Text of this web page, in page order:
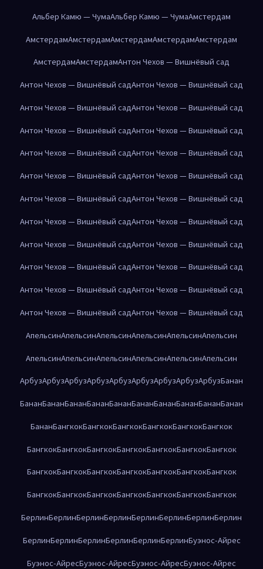
Альбер Камю — ЧумаАльбер Камю — ЧумаАмстердам
АмстердамАмстердамАмстердамАмстердамАмстердам
АмстердамАмстердамАнтон Чехов — Вишнёвый сад
Антон Чехов — Вишнёвый садАнтон Чехов — Вишнёвый сад
Антон Чехов — Вишнёвый садАнтон Чехов — Вишнёвый сад
Антон Чехов — Вишнёвый садАнтон Чехов — Вишнёвый сад
Антон Чехов — Вишнёвый садАнтон Чехов — Вишнёвый сад
Антон Чехов — Вишнёвый садАнтон Чехов — Вишнёвый сад
Антон Чехов — Вишнёвый садАнтон Чехов — Вишнёвый сад
Антон Чехов — Вишнёвый садАнтон Чехов — Вишнёвый сад
Антон Чехов — Вишнёвый садАнтон Чехов — Вишнёвый сад
Антон Чехов — Вишнёвый садАнтон Чехов — Вишнёвый сад
Антон Чехов — Вишнёвый садАнтон Чехов — Вишнёвый сад
Антон Чехов — Вишнёвый садАнтон Чехов — Вишнёвый сад
АпельсинАпельсинАпельсинАпельсинАпельсинАпельсин
АпельсинАпельсинАпельсинАпельсинАпельсинАпельсин
АрбузАрбузАрбузАрбузАрбузАрбузАрбузАрбузАрбузБанан
БананБананБананБананБананБананБананБананБананБанан
БананБангкокБангкокБангкокБангкокБангкокБангкок
БангкокБангкокБангкокБангкокБангкокБангкокБангкок
БангкокБангкокБангкокБангкокБангкокБангкокБангкок
БангкокБангкокБангкокБангкокБангкокБангкокБангкок
БерлинБерлинБерлинБерлинБерлинБерлинБерлинБерлин
БерлинБерлинБерлинБерлинБерлинБерлинБуэнос-Айрес
Буэнос-АйресБуэнос-АйресБуэнос-АйресБуэнос-Айрес